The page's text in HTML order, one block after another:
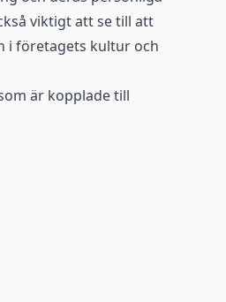
viktigt att se till att
i företagets kultur och
är kopplade till